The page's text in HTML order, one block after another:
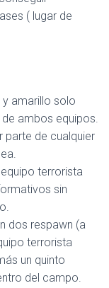
( lugar de
amarillo solo
ambos equipos.
parte de cualquier
terrorista
sin
dos respawn (a
terrorista
un quinto
del campo.